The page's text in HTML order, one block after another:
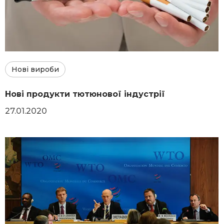
Нові вироби
Нові продукти тютюнової індустрії
27.01.2020